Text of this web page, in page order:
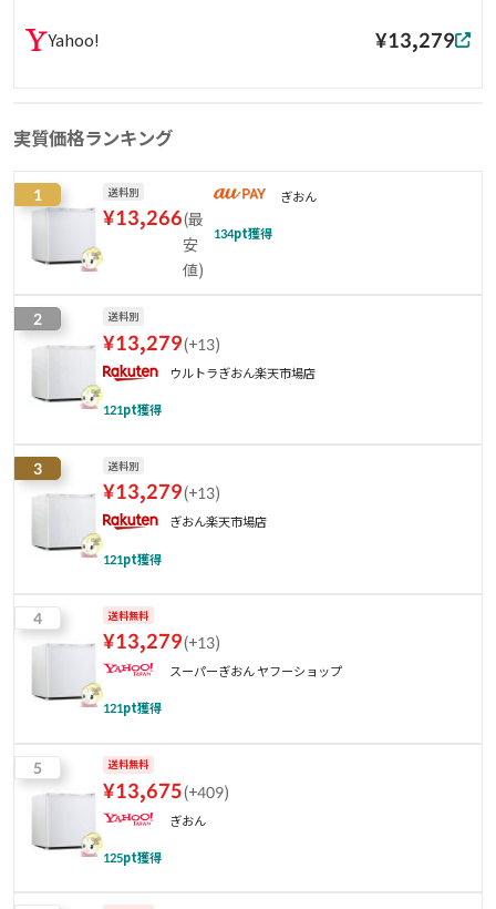
Yahoo! ¥13,279
実質価格ランキング
1 送料別
¥13,266(最
安
値)
ぎおん
134pt獲得
2 送料別
¥13,279(+13)
ウルトラぎおん楽天市場店
121pt獲得
3 送料別
¥13,279(+13)
ぎおん楽天市場店
121pt獲得
4 送料無料
¥13,279(+13)
スーパーぎおん ヤフーショップ
121pt獲得
5 送料無料
¥13,675(+409)
ぎおん
125pt獲得